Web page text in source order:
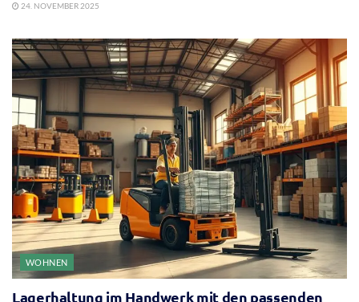
24. NOVEMBER 2025
WOHNEN
Lagerhaltung im Handwerk mit den passenden